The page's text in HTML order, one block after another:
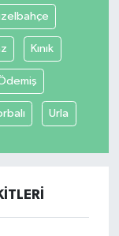
Kınık
Urla